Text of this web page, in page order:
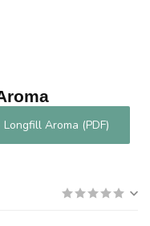
Aroma (PDF)